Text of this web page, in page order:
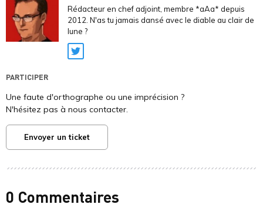
Rédacteur en chef adjoint, membre *aAa* depuis
2012. N'as tu jamais dansé avec le diable au clair de
lune ?
Twitter
PARTICIPER
Une faute d'orthographe ou une imprécision ?
N'hésitez pas à nous contacter.
Envoyer un ticket
0 Commentaires